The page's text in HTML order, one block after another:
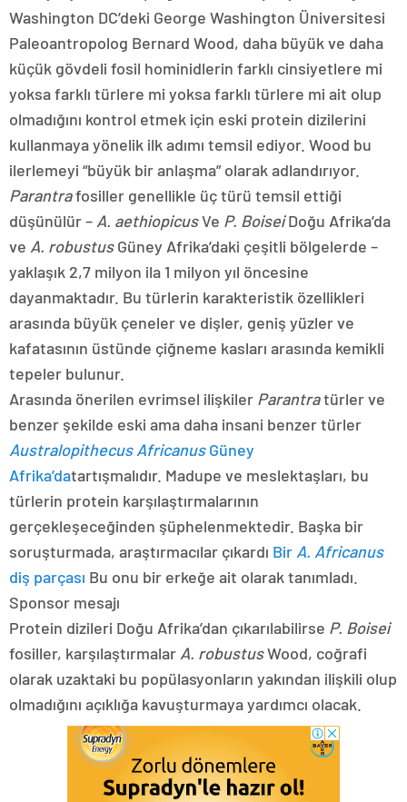
Washington DC’deki George Washington Üniversitesi
Paleoantropolog Bernard Wood, daha büyük ve daha
küçük gövdeli fosil hominidlerin farklı cinsiyetlere mi
yoksa farklı türlere mi yoksa farklı türlere mi ait olup
olmadığını kontrol etmek için eski protein dizilerini
kullanmaya yönelik ilk adımı temsil ediyor. Wood bu
ilerlemeyi “büyük bir anlaşma” olarak adlandırıyor.
Parantrafosiller genellikle üç türü temsil ettiği
düşünülür – A. aethiopicusVe P. BoiseiDoğu Afrika’da
ve A. robustusGüney Afrika’daki çeşitli bölgelerde –
yaklaşık 2,7 milyon ila 1 milyon yıl öncesine
dayanmaktadır. Bu türlerin karakteristik özellikleri
arasında büyük çeneler ve dişler, geniş yüzler ve
kafatasının üstünde çiğneme kasları arasında kemikli
tepeler bulunur.
Arasında önerilen evrimsel ilişkiler Parantratürler ve
benzer şekilde eski ama daha insani benzer türler
Australopithecus AfricanusGüney
Afrika’datartışmalıdır. Madupe ve meslektaşları, bu
türlerin protein karşılaştırmalarının
gerçekleşeceğinden şüphelenmektedir. Başka bir
soruşturmada, araştırmacılar çıkardı Bir A. Africanus
diş parçası Bu onu bir erkeğe ait olarak tanımladı.
Sponsor mesajı
Protein dizileri Doğu Afrika’dan çıkarılabilirse P. Boisei
fosiller, karşılaştırmalar A. robustusWood, coğrafi
olarak uzaktaki bu popülasyonların yakından ilişkili olup
olmadığını açıklığa kavuşturmaya yardımcı olacak.